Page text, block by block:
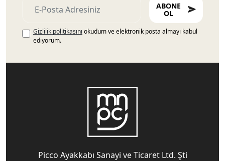
ABONE
OL
Gizlilik politikasını okudum ve elektronik posta almayı kabul
ediyorum.
Picco Ayakkabı Sanayi ve Ticaret Ltd. Şti